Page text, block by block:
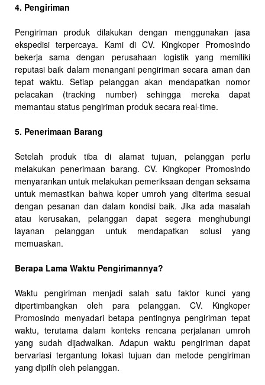
4. Pengiriman
Pengiriman produk dilakukan dengan menggunakan jasa
ekspedisi terpercaya. Kami di CV. Kingkoper Promosindo
bekerja sama dengan perusahaan logistik yang memiliki
reputasi baik dalam menangani pengiriman secara aman dan
tepat waktu. Setiap pelanggan akan mendapatkan nomor
pelacakan (tracking number) sehingga mereka dapat
memantau status pengiriman produk secara real-time.
5. Penerimaan Barang
Setelah produk tiba di alamat tujuan, pelanggan perlu
melakukan penerimaan barang. CV. Kingkoper Promosindo
menyarankan untuk melakukan pemeriksaan dengan seksama
untuk memastikan bahwa koper umroh yang diterima sesuai
dengan pesanan dan dalam kondisi baik. Jika ada masalah
atau kerusakan, pelanggan dapat segera menghubungi
layanan pelanggan untuk mendapatkan solusi yang
memuaskan.
Berapa Lama Waktu Pengirimannya?
Waktu pengiriman menjadi salah satu faktor kunci yang
dipertimbangkan oleh para pelanggan. CV. Kingkoper
Promosindo menyadari betapa pentingnya pengiriman tepat
waktu, terutama dalam konteks rencana perjalanan umroh
yang sudah dijadwalkan. Adapun waktu pengiriman dapat
bervariasi tergantung lokasi tujuan dan metode pengiriman
yang dipilih oleh pelanggan.